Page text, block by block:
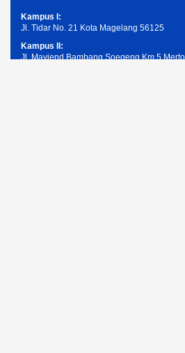
Kampus I:
Jl. Tidar No. 21 Kota Magelang 56125
Kampus II:
Jl. Mayjend Bambang Soegeng Km.5